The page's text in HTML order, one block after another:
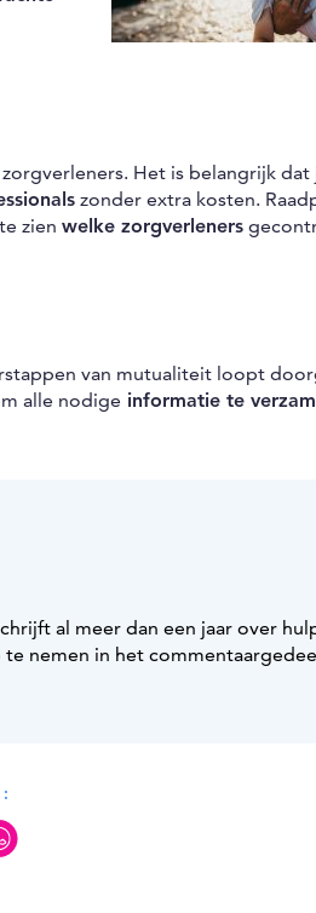
Het is belangrijk dat
zonder extra kosten.
zien welke zorgverleners
van mutualiteit loopt
alle nodige informatie te
al meer dan een jaar over
nemen in het